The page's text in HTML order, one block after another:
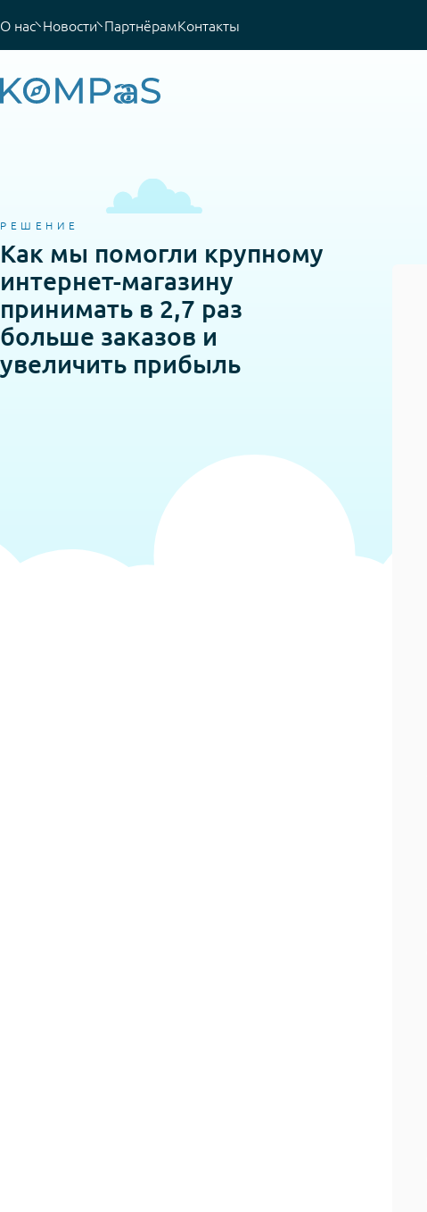
О нас Новости ПартнёрамКонтакты
РЕШЕНИЕ
Как мы помогли крупному
интернет-магазину
принимать в 2,7 раз
больше заказов и
увеличить прибыль